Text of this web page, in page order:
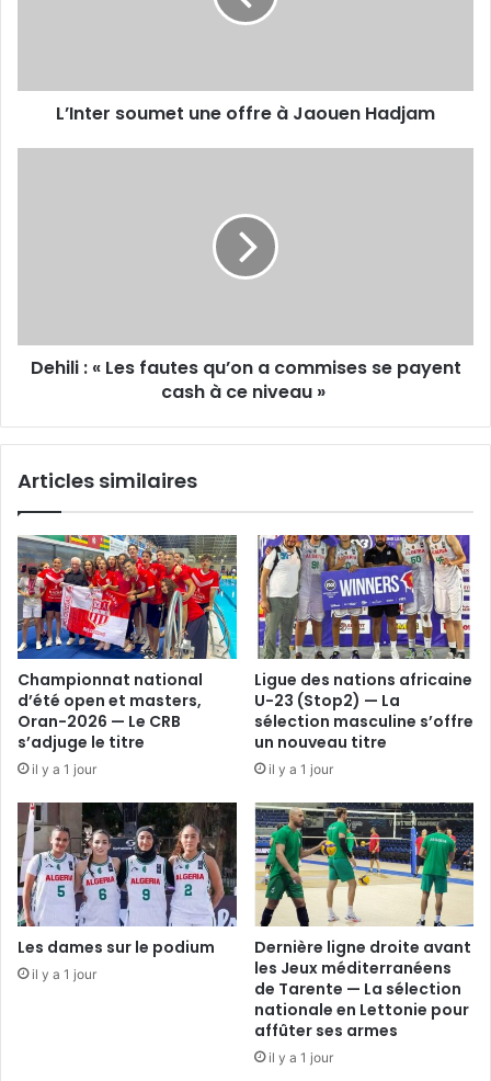
L’Inter soumet une offre à Jaouen Hadjam
payent
cash
Dehili : « Les fautes qu’on a commises se payent
cash à ce niveau »
Articles similaires
Championnat national
d’été open et masters,
Oran-2026 — Le CRB
s’adjuge le titre
il y a 1 jour
Ligue des nations africaine
U-23 (Stop2) — La
sélection masculine s’offre
un nouveau titre
il y a 1 jour
Les dames sur le podium
il y a 1 jour
Dernière ligne droite avant
les Jeux méditerranéens
de Tarente — La sélection
nationale en Lettonie pour
affûter ses armes
il y a 1 jour